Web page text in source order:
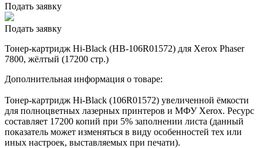
Подать заявку
Подать заявку
Тонер-картридж Hi-Black (HB-106R01572) для Xerox Phaser
7800, жёлтый (17200 стр.)
Дополнительная информация о товаре:
Тонер-картридж Hi-Black (106R01572) увеличенной ёмкости
для полноцветных лазерных принтеров и МФУ Xerox. Ресурс
составляет 17200 копий при 5% заполнении листа (данный
показатель может изменяться в виду особенностей тех или
иных настроек, выставляемых при печати).